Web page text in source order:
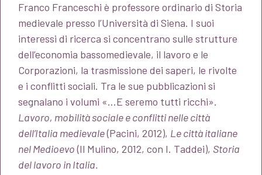
Franco Franceschi è professore ordinario di Storia
medievale presso l’Università di Siena. I suoi
interessi di ricerca si concentrano sulle strutture
dell’economia bassomedievale, il lavoro e le
Corporazioni, la trasmissione dei saperi, le rivolte
e i conflitti sociali. Tra le sue pubblicazioni si
segnalano i volumi «…E seremo tutti ricchi».
Lavoro, mobilità sociale e conflitti nelle città
dell’Italia medievale(Pacini, 2012), Le città italiane
nel Medioevo(Il Mulino, 2012, con I. Taddei), Storia
del lavoro in Italia.